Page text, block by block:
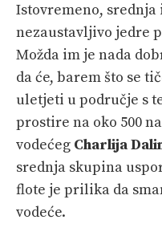
Istovremeno, srednja
nezaustavljivo jedre
Možda im je nada
da će, barem što se
uletjeti u područje s
prostire na oko 500
vodećeg Charlija
srednja skupina
flote je prilika da
vodeće.